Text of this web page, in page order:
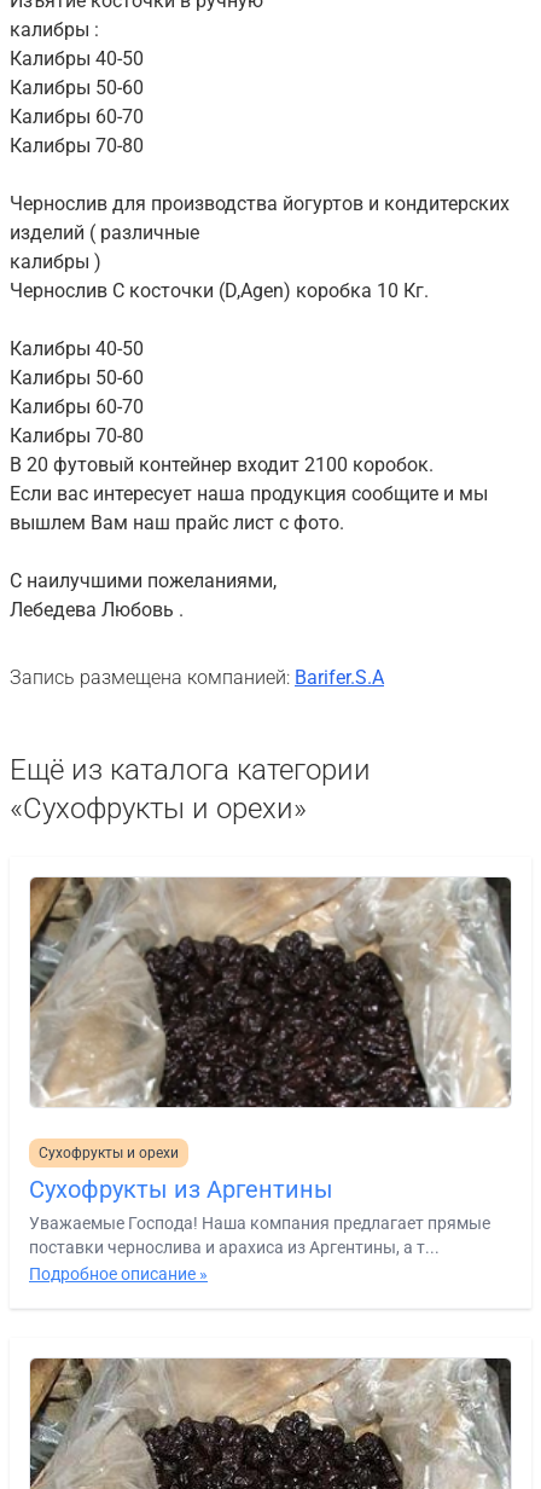
калибры :
Калибры 40-50
Калибры 50-60
Калибры 60-70
Калибры 70-80
Чернослив для производства йогуртов и кондитерских
изделий ( различные
калибры )
Чернослив С косточки (D,Agen) коробка 10 Кг.
Калибры 40-50
Калибры 50-60
Калибры 60-70
Калибры 70-80
В 20 футовый контейнер входит 2100 коробок.
Если вас интересует наша продукция сообщите и мы
вышлем Вам наш прайс лист с фото.
С наилучшими пожеланиями,
Лебедева Любовь .
Запись размещена компанией: Barifer.S.A
Ещё из каталога категории
«Сухофрукты и орехи»
Сухофрукты и орехи
Сухофрукты из Аргентины
Уважаемые Господа! Наша компания предлагает прямые
поставки чернослива и арахиса из Аргентины, а т...
Подробное описание »